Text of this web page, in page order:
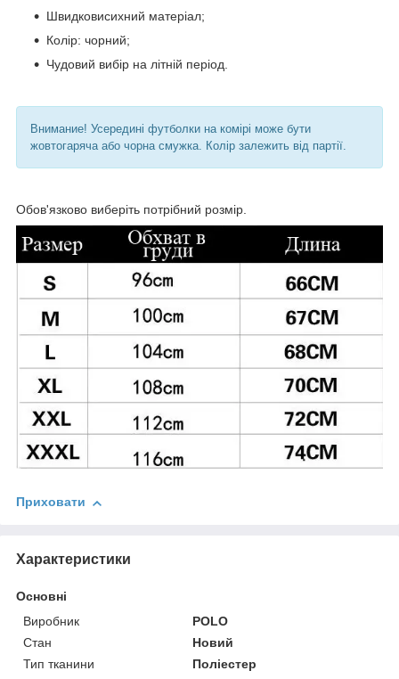
Швидковисихний матеріал;
Колір: чорний;
Чудовий вибір на літній період.
Внимание! Усередині футболки на комірі може бути
жовтогаряча або чорна смужка. Колір залежить від партії.
Обов'язково виберіть потрібний розмір.
Приховати
Характеристики
Основні
Виробник
POLO
Стан
Новий
Тип тканини
Поліестер